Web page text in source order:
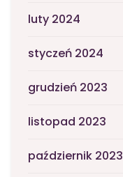
luty 2024
styczeń 2024
grudzień 2023
listopad 2023
październik 2023